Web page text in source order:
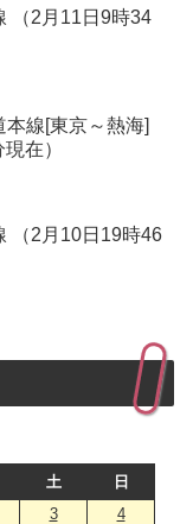
（2月11日9時34
本線[東京～熱海]
在）
（2月10日19時46
土
日
3
4